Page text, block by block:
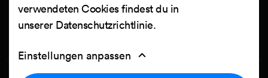
verwendeten Cookies findest du in
unserer Datenschutzrichtlinie.
Einstellungen anpassen